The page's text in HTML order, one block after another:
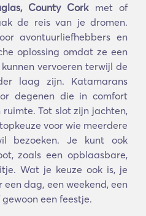
County Corkmet of
de reis van je dromen.
avontuurliefhebbers en
oplossing omdat ze een
vervoeren terwijl de
laag zijn. Katamarans
degenen die in comfort
Tot slot zijn jachten,
voor wie meerdere
bezoeken. Je kunt ook
zoals een opblaasbare,
Wat je keuze ook is, je
dag, een weekend, een
een feestje.